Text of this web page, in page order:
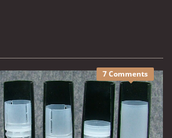
7 Comments